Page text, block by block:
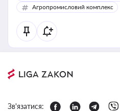
Агропромисловий комплекс
Зв'язатися: